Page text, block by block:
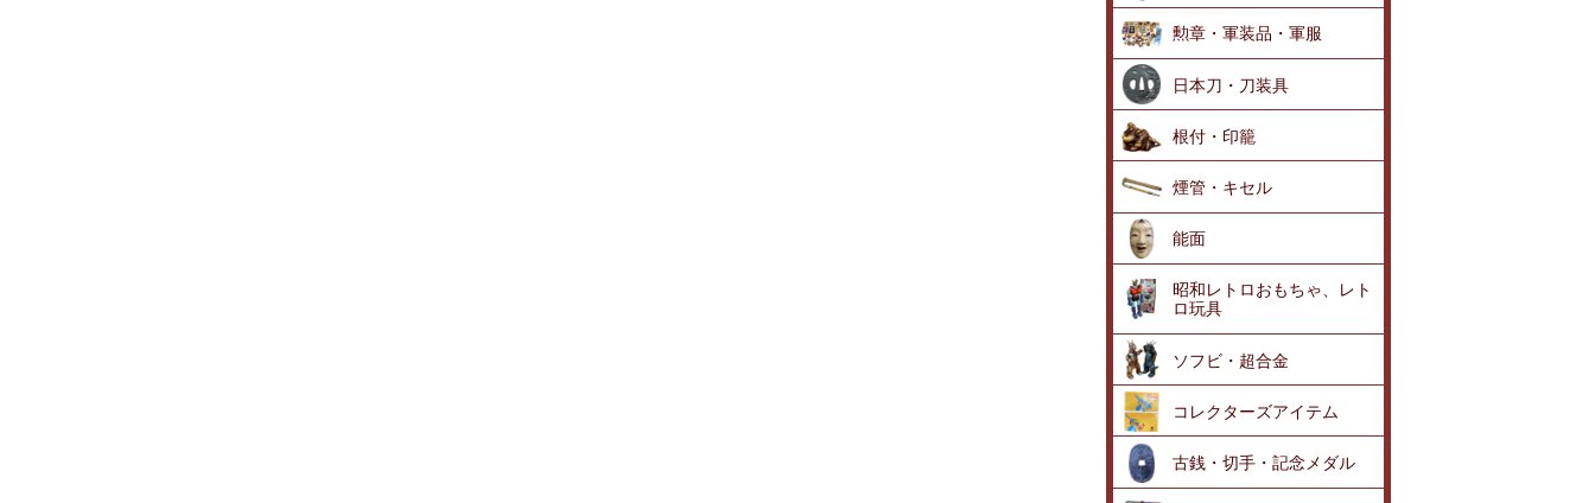
勲章・軍装品・軍服
日本刀・刀装具
根付・印籠
煙管・キセル
能面
昭和レトロおもちゃ、レト
ロ玩具
ソフビ・超合金
コレクターズアイテム
古銭・切手・記念メダル